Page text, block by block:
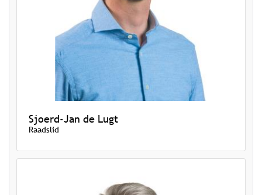
Sjoerd-Jan de Lugt
Raadslid